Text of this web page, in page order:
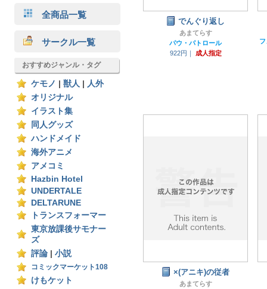
全商品一覧
サークル一覧
おすすめジャンル・タグ
ケモノ 獣人
人外
オリジナル
イラスト集
同人グッズ
ハンドメイド
海外アニメ
アメコミ
Hazbin Hotel
UNDERTALE
DELTARUNE
トランスフォーマー
東京放課後サモナー
ズ
評論
小説
コミックマーケット108
けもケット
でんぐり返し
あまてらす
パウ・パトロール
922円｜
成人指定
×(アニキ)の従者
あまてらす